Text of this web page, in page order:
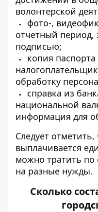
волонтерской
фото-,
отчетный период,
подписью;
копия
обработку
справка из
национальной
информация для
Следует
выплачивается
можно тратить
на разные нужды.
Сколько